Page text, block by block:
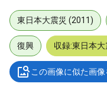
東日本大震災 (2011)
復興 収録:東日本
この画像に似た画像